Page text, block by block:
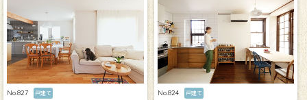
No.827 戸建て No.824 戸建て